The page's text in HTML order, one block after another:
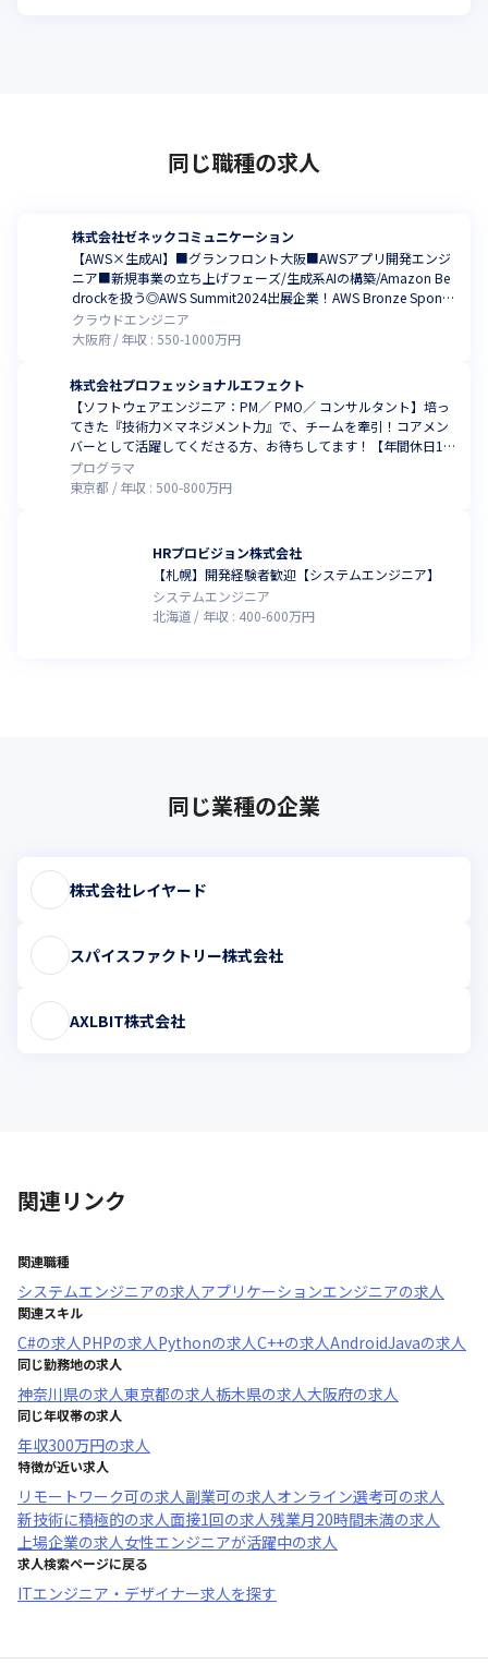
同じ職種の求人
株式会社ゼネックコミュニケーション
【AWS×生成AI】■グランフロント大阪■AWSアプリ開発エンジ
ニア■新規事業の立ち上げフェーズ/生成系AIの構築/Amazon Be
drockを扱う◎AWS Summit2024出展企業！AWS Bronze Sponso
rs
クラウドエンジニア
大阪府
年収 :550-1000万円
株式会社プロフェッショナルエフェクト
【ソフトウェアエンジニア：PM／ PMO／ コンサルタント】培っ
てきた『技術力×マネジメント力』で、チームを牽引！コアメン
バーとして活躍してくださる方、お待ちしてます！【年間休日12
5日以上】
プログラマ
東京都
年収 : 500-800万円
HRプロビジョン株式会社
【札幌】開発経験者歓迎【システムエンジニア】
システムエンジニア
北海道
年収 : 400-600万円
同じ業種の企業
株式会社レイヤード
スパイスファクトリー株式会社
AXLBIT株式会社
関連リンク
関連職種
システムエンジニアの求人アプリケーションエンジニアの求人
関連スキル
C#の求人PHPの求人Pythonの求人C++の求人AndroidJavaの求人
同じ勤務地の求人
神奈川県の求人東京都の求人栃木県の求人大阪府の求人
同じ年収帯の求人
年収300万円の求人
特徴が近い求人
リモートワーク可の求人副業可の求人オンライン選考可の求人
新技術に積極的の求人面接1回の求人残業月20時間未満の求人
上場企業の求人女性エンジニアが活躍中の求人
求人検索ページに戻る
ITエンジニア・デザイナー求人を探す